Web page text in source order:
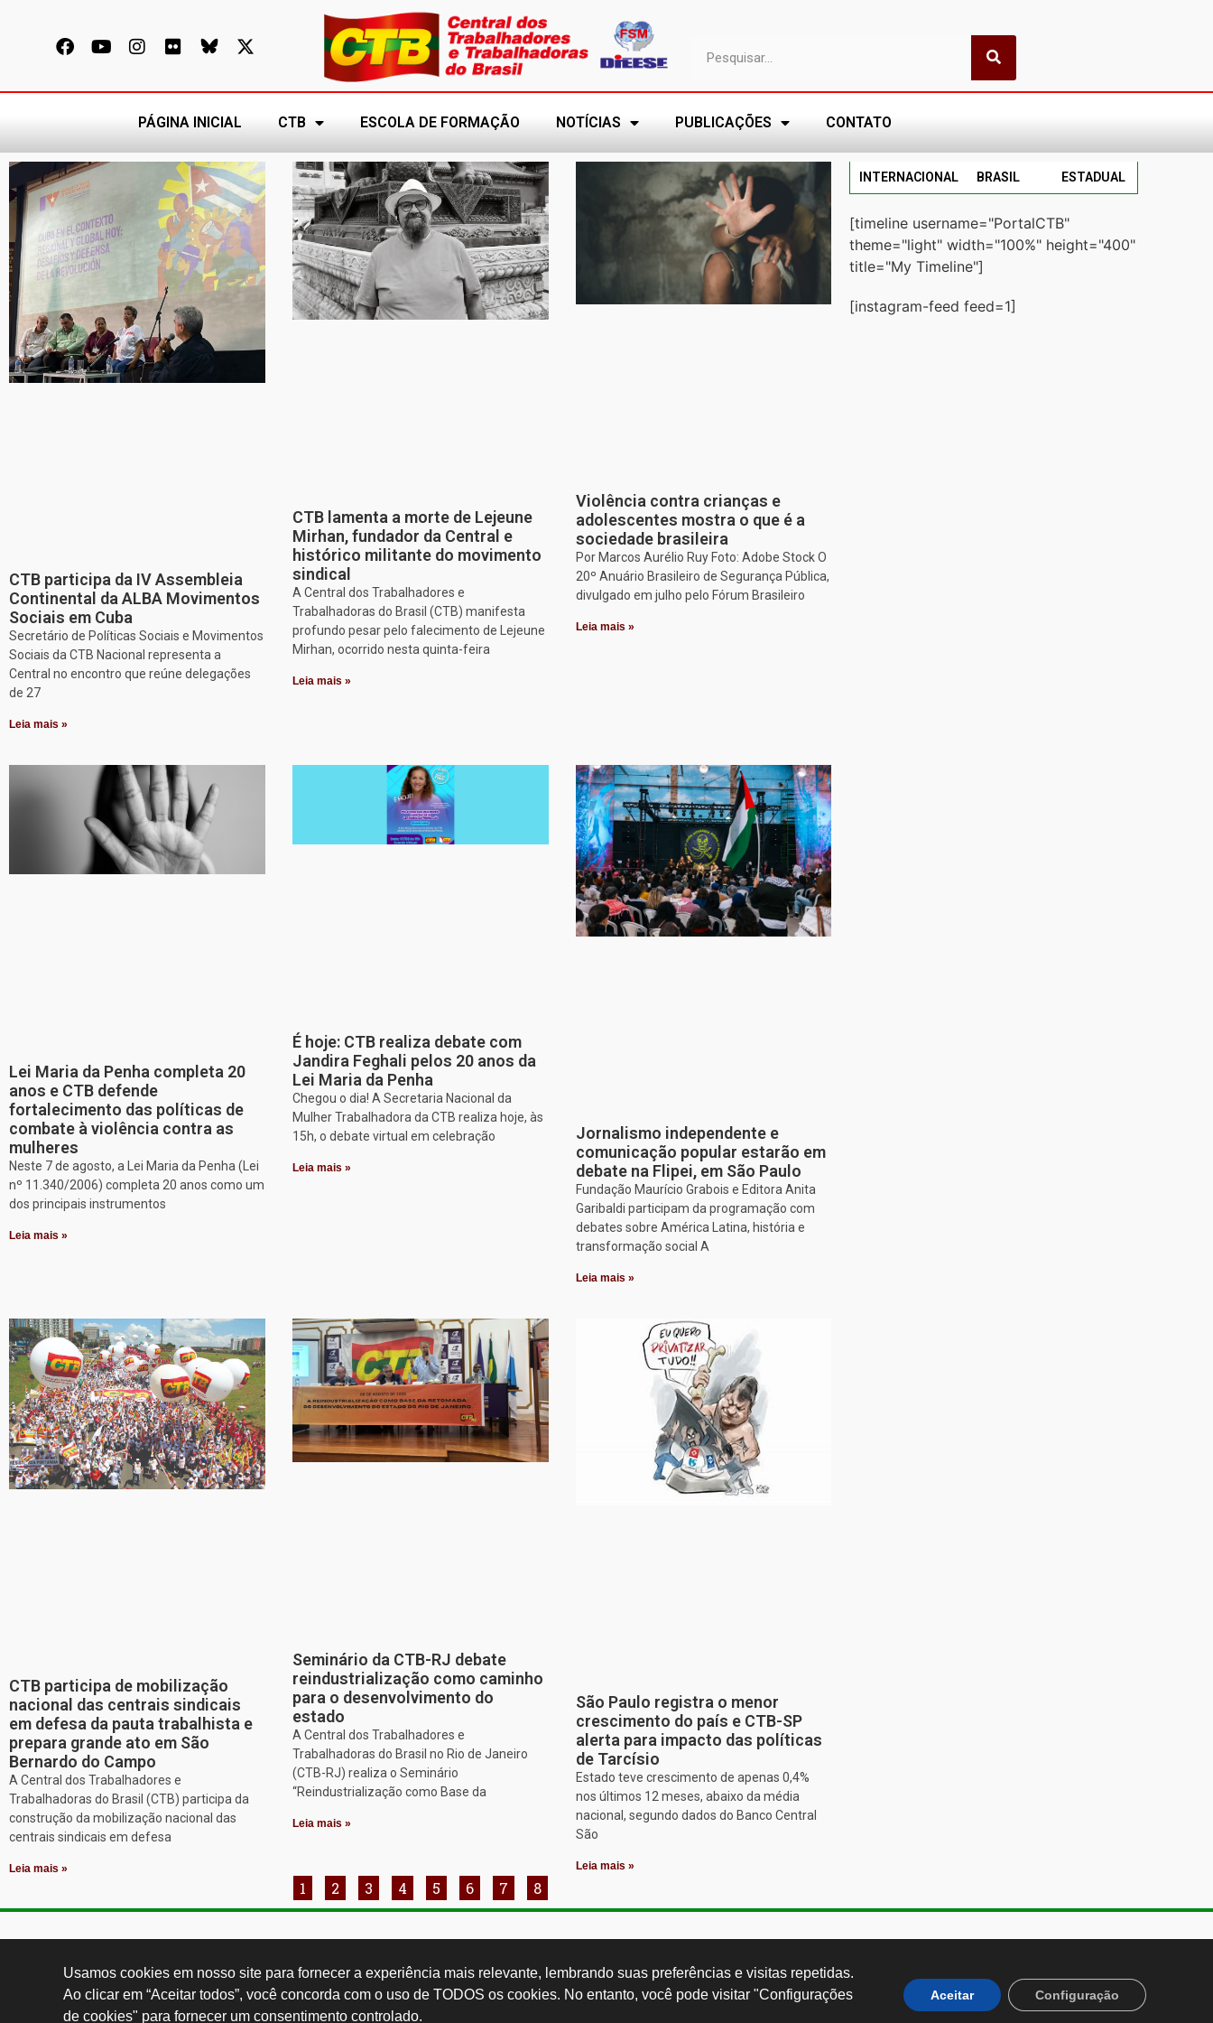
PÁGINA INICIAL CTB ESCOLA DE FORMAÇÃO NOTÍCIAS PUBLICAÇÕES CONTATO
CTB participa da IV Assembleia
Continental da ALBA Movimentos
Sociais em Cuba
Secretário de Políticas Sociais e Movimentos
Sociais da CTB Nacional representa a
Central no encontro que reúne delegações
de 27
Leia mais »
CTB lamenta a morte de Lejeune
Mirhan, fundador da Central e
histórico militante do movimento
sindical
A Central dos Trabalhadores e
Trabalhadoras do Brasil (CTB) manifesta
profundo pesar pelo falecimento de Lejeune
Mirhan, ocorrido nesta quinta-feira
Leia mais »
Violência contra crianças e
adolescentes mostra o que é a
sociedade brasileira
Por Marcos Aurélio Ruy Foto: Adobe Stock O
20º Anuário Brasileiro de Segurança Pública,
divulgado em julho pelo Fórum Brasileiro
Leia mais »
Lei Maria da Penha completa 20
anos e CTB defende
fortalecimento das políticas de
combate à violência contra as
mulheres
Neste 7 de agosto, a Lei Maria da Penha (Lei
nº 11.340/2006) completa 20 anos como um
dos principais instrumentos
Leia mais »
É hoje: CTB realiza debate com
Jandira Feghali pelos 20 anos da
Lei Maria da Penha
Chegou o dia! A Secretaria Nacional da
Mulher Trabalhadora da CTB realiza hoje, às
15h, o debate virtual em celebração
Leia mais »
Jornalismo independente e
comunicação popular estarão em
debate na Flipei, em São Paulo
Fundação Maurício Grabois e Editora Anita
Garibaldi participam da programação com
debates sobre América Latina, história e
transformação social A
Leia mais »
CTB participa de mobilização
nacional das centrais sindicais
em defesa da pauta trabalhista e
prepara grande ato em São
Bernardo do Campo
A Central dos Trabalhadores e
Trabalhadoras do Brasil (CTB) participa da
construção da mobilização nacional das
centrais sindicais em defesa
Leia mais »
Seminário da CTB-RJ debate
reindustrialização como caminho
para o desenvolvimento do
estado
A Central dos Trabalhadores e
Trabalhadoras do Brasil no Rio de Janeiro
(CTB-RJ) realiza o Seminário
“Reindustrialização como Base da
Leia mais »
São Paulo registra o menor
crescimento do país e CTB-SP
alerta para impacto das políticas
de Tarcísio
Estado teve crescimento de apenas 0,4%
nos últimos 12 meses, abaixo da média
nacional, segundo dados do Banco Central
São
Leia mais »
1 2 3 4 5 6 7 8
INTERNACIONAL BRASIL ESTADUAL
[timeline username="PortalCTB"
theme="light" width="100%" height="400"
title="My Timeline"]
[instagram-feed feed=1]
Paulo - SP - Brasil CEP: 01251-001
Usamos cookies em nosso site para fornecer a experiência mais relevante, lembrando suas preferências e visitas repetidas.
Ao clicar em “Aceitar todos”, você concorda com o uso de TODOS os cookies. No entanto, você pode visitar "Configurações
de cookies" para fornecer um consentimento controlado.
Aceitar Configuração